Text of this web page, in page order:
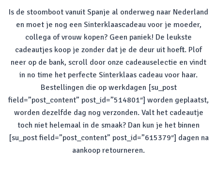
Is de stoomboot vanuit Spanje al onderweg naar Nederland
en moet je nog een Sinterklaascadeau voor je moeder,
collega of vrouw kopen? Geen paniek! De leukste
cadeautjes koop je zonder dat je de deur uit hoeft. Plof
neer op de bank, scroll door onze cadeauselectie en vindt
in no time het perfecte Sinterklaas cadeau voor haar.
Bestellingen die op werkdagen [su_post
field=”post_content” post_id=”514801″] worden geplaatst,
worden dezelfde dag nog verzonden. Valt het cadeautje
toch niet helemaal in de smaak? Dan kun je het binnen
[su_post field=”post_content” post_id=”615379″] dagen na
aankoop retourneren.